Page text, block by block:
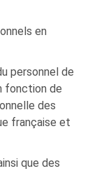
en
personnel de
fonction de
des
française et
que des